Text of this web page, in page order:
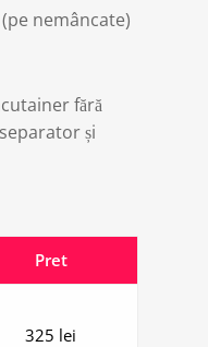
nemâncate)
fără
și
Pret
325 lei